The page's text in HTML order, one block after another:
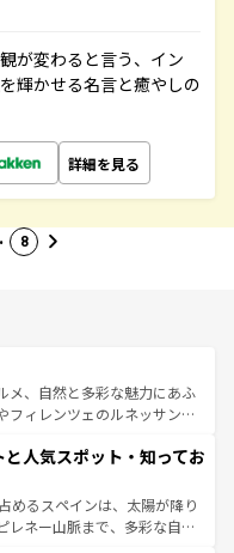
が変わると言う、イン
輝かせる名言と癒やしの
詳細を見る
8
メ、自然と多彩な魅力にあふ
フィレンツェのルネッサンス
園風景やアマルフィ海岸の絶
。観光の合間には、本場の
タリア料理を堪能することも
るまで、すべての瞬間を楽し
人気スポット・知ってお
めるスペインは、太陽が降り
レネー山脈まで、多彩な自然